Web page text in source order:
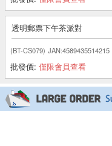
透明郵票下午茶派對
(BT-CS079) JAN:4589435514215
批發價: 僅限會員查看